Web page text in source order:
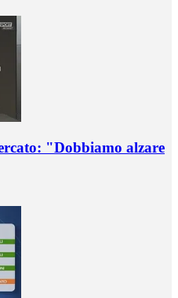
"Dobbiamo alzare